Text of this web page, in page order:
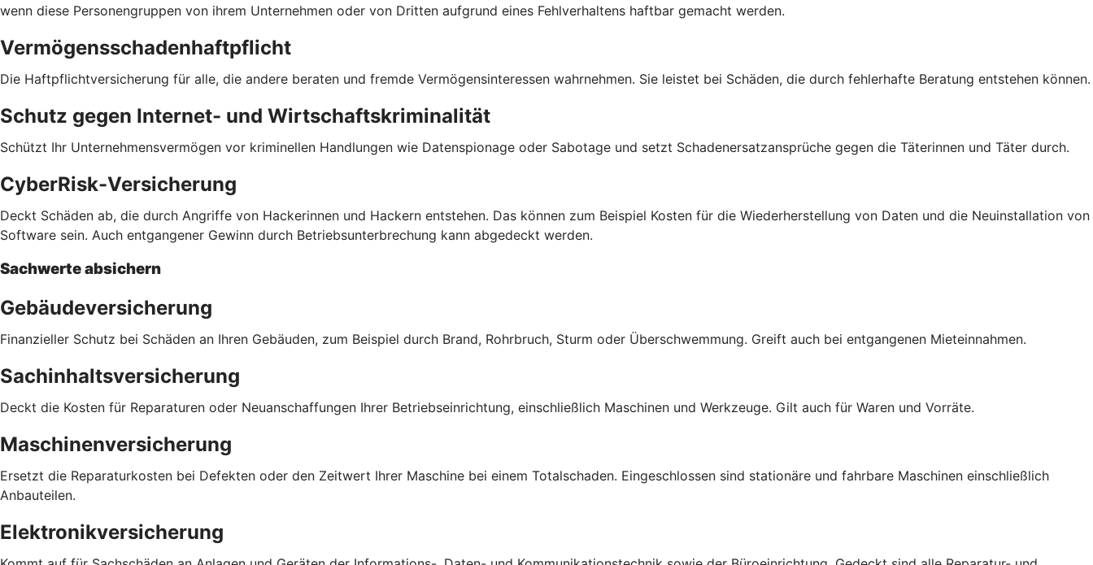
wenn diese Personengruppen von ihrem Unternehmen oder von Dritten aufgrund eines Fehlverhaltens haftbar gemacht werden.
Vermögensschadenhaftpflicht
Die Haftpflichtversicherung für alle, die andere beraten und fremde Vermögensinteressen wahrnehmen. Sie leistet bei Schäden, die durch fehlerhafte Beratung entstehen können.
Schutz gegen Internet- und Wirtschaftskriminalität
Schützt Ihr Unternehmensvermögen vor kriminellen Handlungen wie Datenspionage oder Sabotage und setzt Schadenersatzansprüche gegen die Täterinnen und Täter durch.
CyberRisk-Versicherung
Deckt Schäden ab, die durch Angriffe von Hackerinnen und Hackern entstehen. Das können zum Beispiel Kosten für die Wiederherstellung von Daten und die Neuinstallation von
Software sein. Auch entgangener Gewinn durch Betriebsunterbrechung kann abgedeckt werden.
Sachwerte absichern
Gebäudeversicherung
Finanzieller Schutz bei Schäden an Ihren Gebäuden, zum Beispiel durch Brand, Rohrbruch, Sturm oder Überschwemmung. Greift auch bei entgangenen Mieteinnahmen.
Sachinhaltsversicherung
Deckt die Kosten für Reparaturen oder Neuanschaffungen Ihrer Betriebseinrichtung, einschließlich Maschinen und Werkzeuge. Gilt auch für Waren und Vorräte.
Maschinenversicherung
Ersetzt die Reparaturkosten bei Defekten oder den Zeitwert Ihrer Maschine bei einem Totalschaden. Eingeschlossen sind stationäre und fahrbare Maschinen einschließlich
Anbauteilen.
Elektronikversicherung